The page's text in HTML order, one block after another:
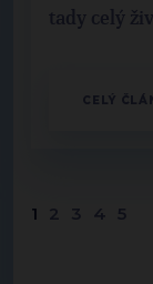
tady celý
CELÝ
1 2 3 4 5